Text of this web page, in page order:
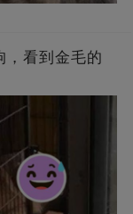
，看到金毛的